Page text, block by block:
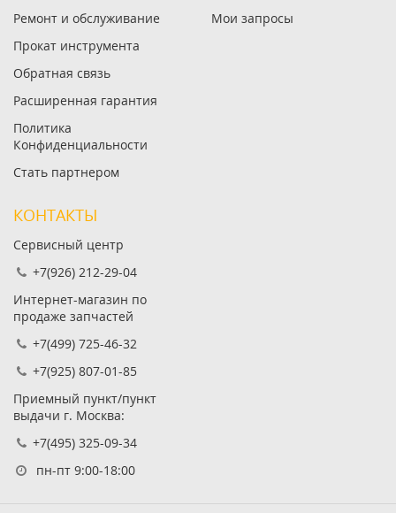
Ремонт и обслуживание
Прокат инструмента
Обратная связь
Расширенная гарантия
Политика
Конфиденциальности
Стать партнером
Мои запросы
КОНТАКТЫ
Сервисный центр
+7(926) 212-29-04
Интернет-магазин по
продаже запчастей
+7(499) 725-46-32
+7(925) 807-01-85
Приемный пункт/пункт
выдачи г. Москва:
+7(495) 325-09-34
пн-пт 9:00-18:00